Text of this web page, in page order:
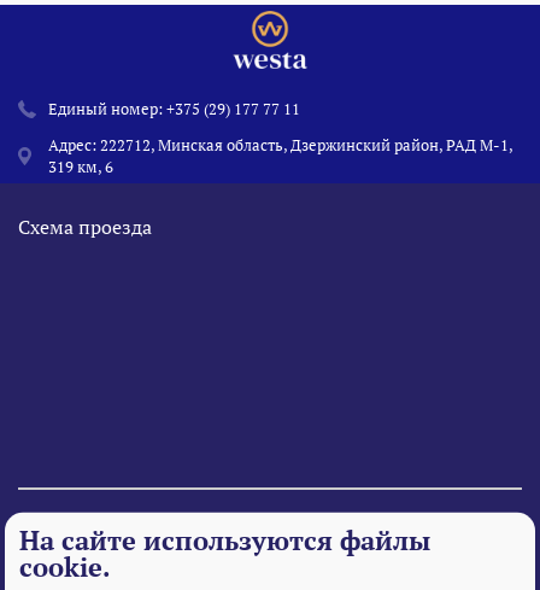
Единый номер:+375 (29) 177 77 11
Адрес: 222712, Минская область, Дзержинский район, РАД М-1,
319 км, 6
Схема проезда
© 1995 - 2026 «Веста» Все права защищены.
На сайте используются файлы
cookie.